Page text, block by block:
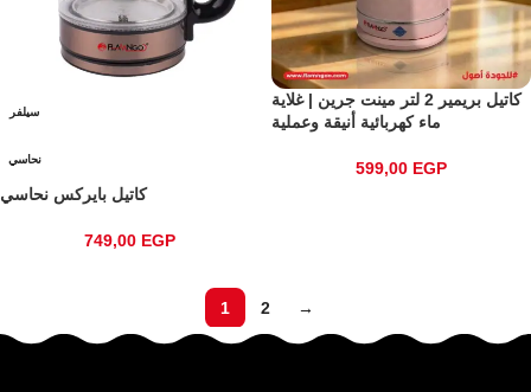
سيلفر
نحاسي
كاتيل بايركس نحاسي
749,00 EGP
كاتيل بريمير 2 لتر مينت جرين | غلاية
ماء كهربائية أنيقة وعملية
599,00 EGP
1 2 →